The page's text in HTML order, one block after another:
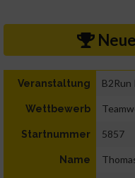
Veranstaltung B2Run
Wettbewerb
Startnummer 5857
Name